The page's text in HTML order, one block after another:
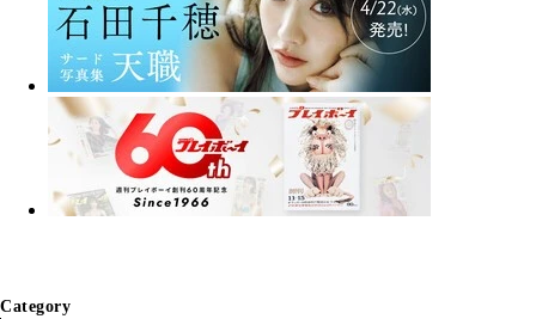
Category